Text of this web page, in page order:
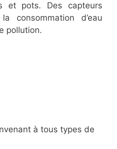
et pots. Des capteurs
consommation d’eau
pollution.
à tous types de